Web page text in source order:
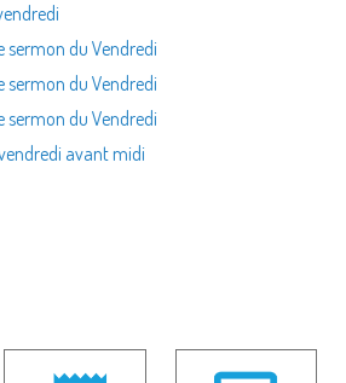
sermon du Vendredi
sermon du Vendredi
sermon du Vendredi
avant midi